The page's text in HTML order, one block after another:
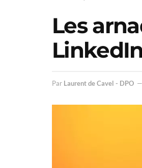
Les
Par Laurent de Cavel - DPO